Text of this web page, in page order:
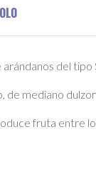
del
de mediano
fruta entre